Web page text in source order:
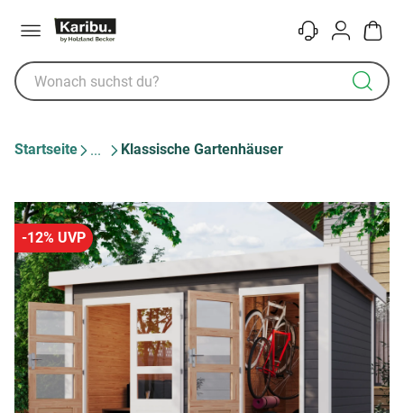
KontaktKonto
Startseite Klassische Gartenhäuser
-12% UVP